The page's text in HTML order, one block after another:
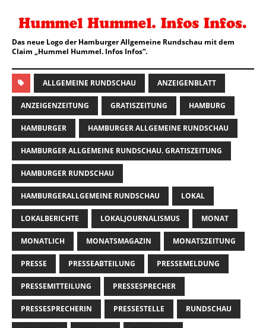
Das neue Logo der Hamburger Allgemeine Rundschau mit dem
Claim „Hummel Hummel. Infos Infos“.
ALLGEMEINE RUNDSCHAU ANZEIGENBLATT
ANZEIGENZEITUNG GRATISZEITUNG HAMBURG
HAMBURGER HAMBURGER ALLGEMEINE RUNDSCHAU
HAMBURGER ALLGEMEINE RUNDSCHAU. GRATISZEITUNG
HAMBURGER RUNDSCHAU
HAMBURGERALLGEMEINE RUNDSCHAU LOKAL
LOKALBERICHTE LOKALJOURNALISMUS MONAT
MONATLICH MONATSMAGAZIN MONATSZEITUNG
PRESSE PRESSEABTEILUNG PRESSEMELDUNG
PRESSEMITTEILUNG PRESSESPRECHER
PRESSESPRECHERIN PRESSESTELLE RUNDSCHAU